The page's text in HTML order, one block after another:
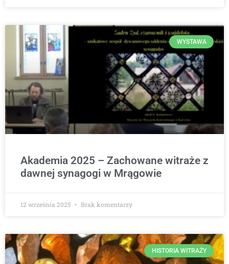
WYSTAWA
Akademia 2025 – Zachowane witraże z
dawnej synagogi w Mrągowie
12 września 2025 Brak komentarzy
HISTORIA WITRAŻY